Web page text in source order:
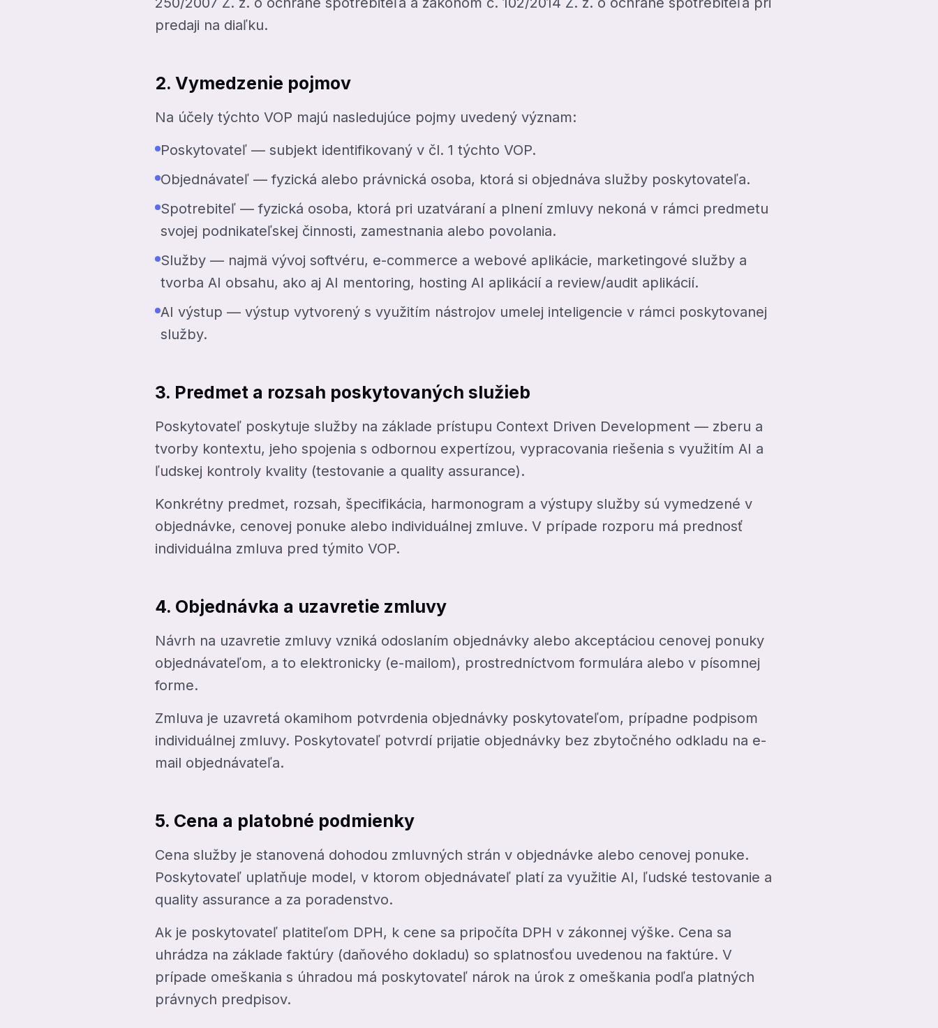
predaji na diaľku.
2. Vymedzenie pojmov
Na účely týchto VOP majú nasledujúce pojmy uvedený význam:
Poskytovateľ — subjekt identifikovaný v čl. 1 týchto VOP.
Objednávateľ — fyzická alebo právnická osoba, ktorá si objednáva služby poskytovateľa.
Spotrebiteľ — fyzická osoba, ktorá pri uzatváraní a plnení zmluvy nekoná v rámci predmetu
svojej podnikateľskej činnosti, zamestnania alebo povolania.
Služby — najmä vývoj softvéru, e-commerce a webové aplikácie, marketingové služby a
tvorba AI obsahu, ako aj AI mentoring, hosting AI aplikácií a review/audit aplikácií.
AI výstup — výstup vytvorený s využitím nástrojov umelej inteligencie v rámci poskytovanej
služby.
3. Predmet a rozsah poskytovaných služieb
Poskytovateľ poskytuje služby na základe prístupu Context Driven Development — zberu a
tvorby kontextu, jeho spojenia s odbornou expertízou, vypracovania riešenia s využitím AI a
ľudskej kontroly kvality (testovanie a quality assurance).
Konkrétny predmet, rozsah, špecifikácia, harmonogram a výstupy služby sú vymedzené v
objednávke, cenovej ponuke alebo individuálnej zmluve. V prípade rozporu má prednosť
individuálna zmluva pred týmito VOP.
4. Objednávka a uzavretie zmluvy
Návrh na uzavretie zmluvy vzniká odoslaním objednávky alebo akceptáciou cenovej ponuky
objednávateľom, a to elektronicky (e-mailom), prostredníctvom formulára alebo v písomnej
forme.
Zmluva je uzavretá okamihom potvrdenia objednávky poskytovateľom, prípadne podpisom
individuálnej zmluvy. Poskytovateľ potvrdí prijatie objednávky bez zbytočného odkladu na e-
mail objednávateľa.
5. Cena a platobné podmienky
Cena služby je stanovená dohodou zmluvných strán v objednávke alebo cenovej ponuke.
Poskytovateľ uplatňuje model, v ktorom objednávateľ platí za využitie AI, ľudské testovanie a
quality assurance a za poradenstvo.
Ak je poskytovateľ platiteľom DPH, k cene sa pripočíta DPH v zákonnej výške. Cena sa
uhrádza na základe faktúry (daňového dokladu) so splatnosťou uvedenou na faktúre. V
prípade omeškania s úhradou má poskytovateľ nárok na úrok z omeškania podľa platných
právnych predpisov.